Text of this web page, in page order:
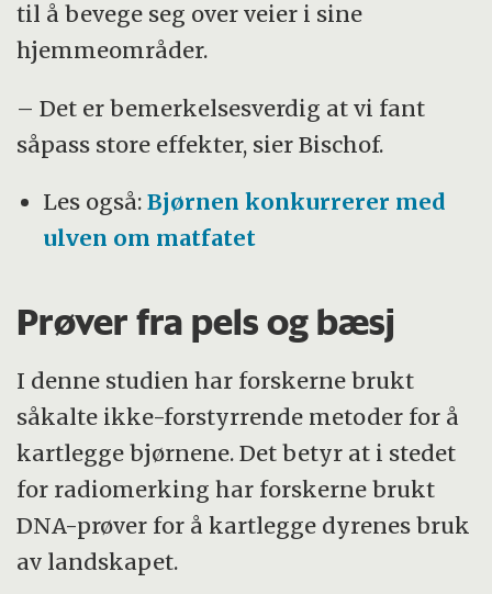
til å bevege seg over veier i sine
hjemmeområder.
– Det er bemerkelsesverdig at vi fant
såpass store effekter, sier Bischof.
Les også:Bjørnen konkurrerer med
ulven om matfatet
Prøver fra pels og bæsj
I denne studien har forskerne brukt
såkalte ikke-forstyrrende metoder for å
kartlegge bjørnene. Det betyr at i stedet
for radiomerking har forskerne brukt
DNA-prøver for å kartlegge dyrenes bruk
av landskapet.